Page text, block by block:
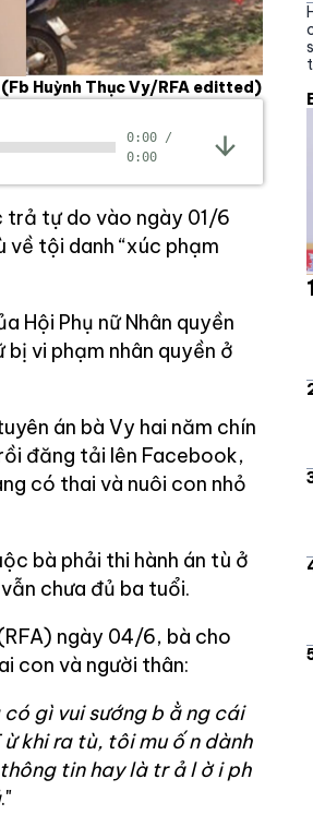
(Fb Huỳnh Thục Vy/RFA editted)
0:00 /
0:00
trả tự do vào ngày 01/6
về tội danh “xúc phạm
Hội Phụ nữ Nhân quyền
vi phạm nhân quyền ở
án bà Vy hai năm chín
đăng tải lên Facebook,
có thai và nuôi con nhỏ
bà phải thi hành án tù ở
chưa đủ ba tuổi.
ngày 04/6, bà cho
con và người thân:
gì vui sướng b ằ ng cái
ừkhi ra tù, tôi mu ố n dành
tin hay là tr ảl ờ i ph
."